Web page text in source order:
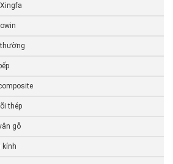
thép
gỗ